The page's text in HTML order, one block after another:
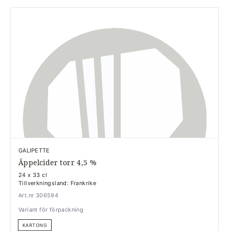
GALIPETTE
Äppelcider torr 4,5 %
24 x 33 cl
Tillverkningsland: Frankrike
Art.nr 306594
Variant för förpackning
KARTONG